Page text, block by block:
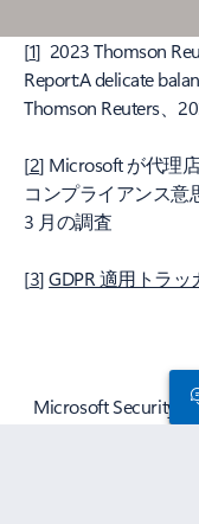
[1] 2023 Thomson
Report:A delicate
Thomson Reuters、
[2] Microsoft が代理
コンプライアンス意
3 月の調査
[3]GDPR 適用トラッ
Microsoft Security